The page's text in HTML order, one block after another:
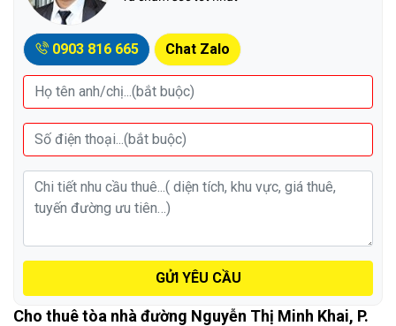
0903 816 665 Chat Zalo
GỬI YÊU CẦU
Cho thuê tòa nhà đường Nguyễn Thị Minh Khai, P.